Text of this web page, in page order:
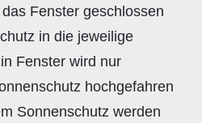
Fenster geschlossen
in die jeweilige
Fenster wird nur
hochgefahren
Sonnenschutz werden